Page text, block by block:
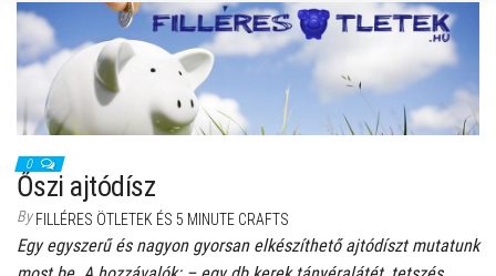
0
Őszi ajtódísz
By FILLÉRES ÖTLETEK ÉS 5 MINUTE CRAFTS
Egy egyszerű és nagyon gyorsan elkészíthető ajtódíszt mutatunk